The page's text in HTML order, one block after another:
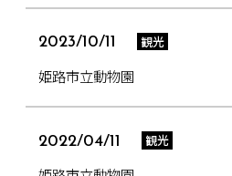
2023/10/11 観光
姫路市立動物園
2022/04/11 観光